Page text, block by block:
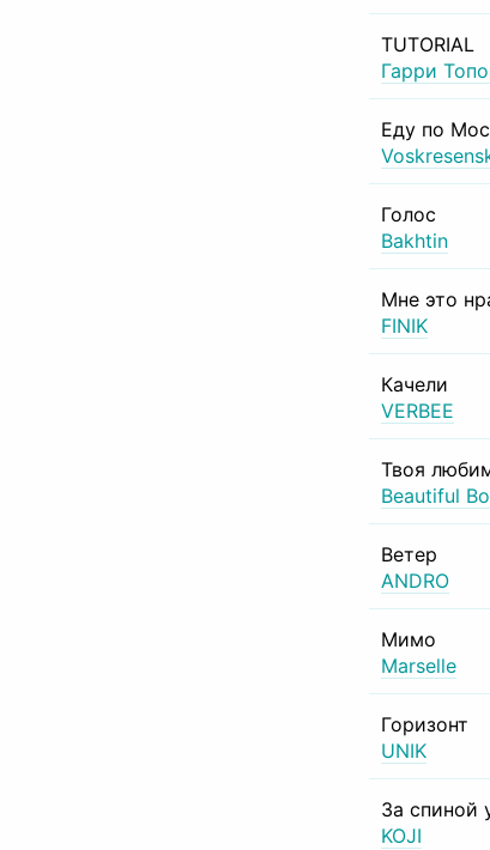
TUTORIAL
Гарри
Еду по
Голос
Bakhtin
Мне это
FINIK
Качели
VERBEE
Твоя
Beautiful
Ветер
ANDRO
Мимо
Marselle
Горизонт
UNIK
За спиной
KOJI